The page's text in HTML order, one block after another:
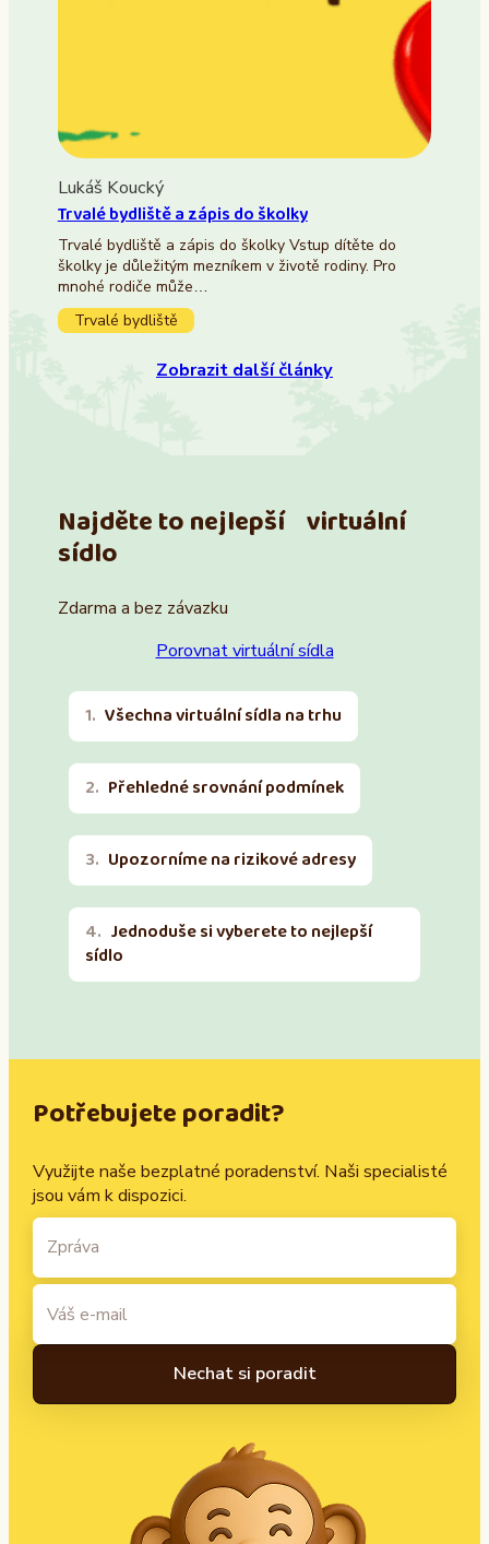
Lukáš Koucký
Trvalé bydliště a zápis do školky
Trvalé bydliště a zápis do školky Vstup dítěte do
školky je důležitým mezníkem v životě rodiny. Pro
mnohé rodiče může…
Trvalé bydliště
Zobrazit další články
Najděte to nejlepší virtuální
sídlo
Zdarma a bez závazku
Porovnat virtuální sídla
Všechna virtuální sídla na trhu
Přehledné srovnání podmínek
Upozorníme na rizikové adresy
Jednoduše si vyberete to nejlepší
sídlo
Potřebujete poradit?
Využijte naše bezplatné poradenství. Naši specialisté
jsou vám k dispozici.